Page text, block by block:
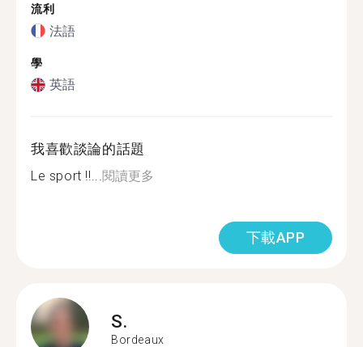
流利
法語
學
英語
我喜歡談論的話題
Le sport !!...閱讀更多
下載APP
S.
Bordeaux